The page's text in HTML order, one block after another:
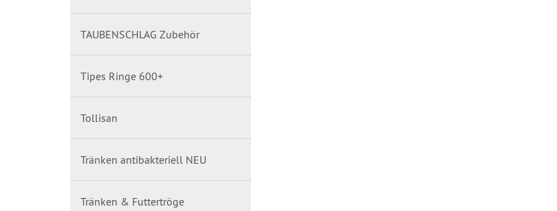
TAUBENSCHLAG Zubehör
Tipes Ringe 600+
Tollisan
Tränken antibakteriell NEU
Tränken & Futtertröge